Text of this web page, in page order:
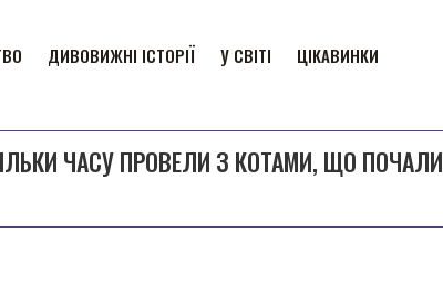
ДИВОВИЖНІ ІСТОРІЇ У СВІТІ ЦІКАВИНКИ
ЧАСУ ПРОВЕЛИ З КОТАМИ, ЩО ПОЧАЛИ